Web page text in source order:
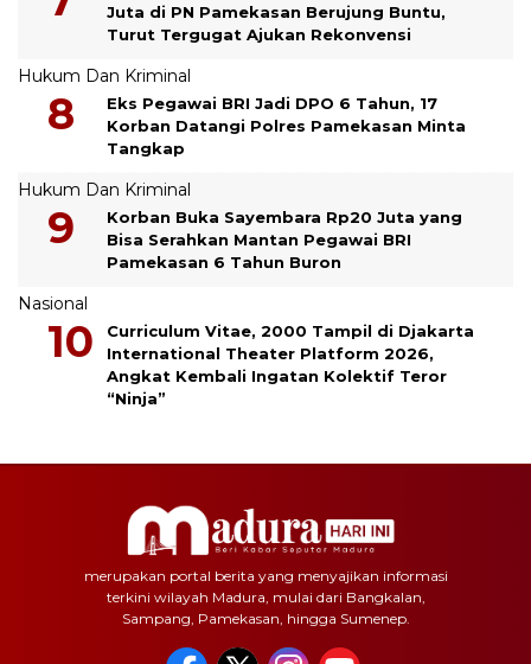
Juta di PN Pamekasan Berujung Buntu,
Turut Tergugat Ajukan Rekonvensi
Hukum Dan Kriminal
Eks Pegawai BRI Jadi DPO 6 Tahun, 17
Korban Datangi Polres Pamekasan Minta
Tangkap
Hukum Dan Kriminal
Korban Buka Sayembara Rp20 Juta yang
Bisa Serahkan Mantan Pegawai BRI
Pamekasan 6 Tahun Buron
Nasional
Curriculum Vitae, 2000 Tampil di Djakarta
International Theater Platform 2026,
Angkat Kembali Ingatan Kolektif Teror
“Ninja”
merupakan portal berita yang menyajikan informasi
terkini wilayah Madura, mulai dari Bangkalan,
Sampang, Pamekasan, hingga Sumenep.